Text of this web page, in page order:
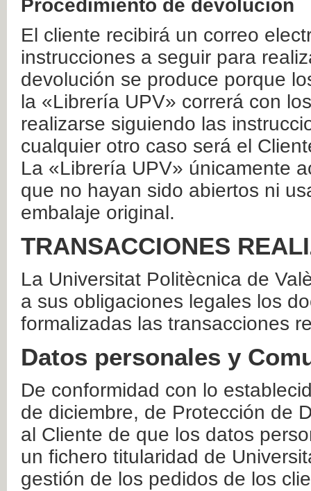
Procedimiento de devolución
El cliente recibirá un correo
instrucciones a seguir para
devolución se produce porque
la «Librería UPV» correrá con
realizarse siguiendo las
cualquier otro caso será el
La «Librería UPV» únicamente
que no hayan sido abiertos ni
embalaje original.
TRANSACCIONES
La Universitat Politècnica de
a sus obligaciones legales los
formalizadas las transacciones
Datos personales y
De conformidad con lo
de diciembre, de Protección de
al Cliente de que los datos
un fichero titularidad de
gestión de los pedidos de los